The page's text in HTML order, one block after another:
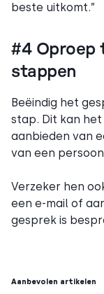
beste uitkomt.”
#4 Oproep
stappen
Beëindig het
stap. Dit kan het
aanbieden van
van een
Verzeker hen
een e-mail of
gesprek is
Aanbevolen artikelen